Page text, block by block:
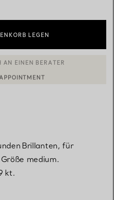
LEGEN
Brillanten, für
medium.
kt.